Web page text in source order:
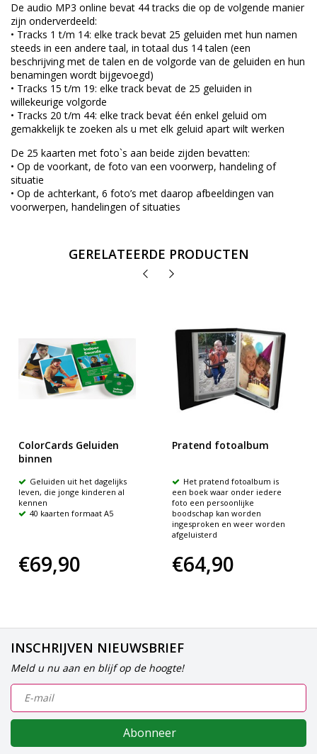
De audio MP3 online bevat 44 tracks die op de volgende manier
zijn onderverdeeld:
• Tracks 1 t/m 14: elke track bevat 25 geluiden met hun namen
steeds in een andere taal, in totaal dus 14 talen (een
beschrijving met de talen en de volgorde van de geluiden en hun
benamingen wordt bijgevoegd)
• Tracks 15 t/m 19: elke track bevat de 25 geluiden in
willekeurige volgorde
• Tracks 20 t/m 44: elke track bevat één enkel geluid om
gemakkelijk te zoeken als u met elk geluid apart wilt werken
De 25 kaarten met foto`s aan beide zijden bevatten:
• Op de voorkant, de foto van een voorwerp, handeling of
situatie
• Op de achterkant, 6 foto’s met daarop afbeeldingen van
voorwerpen, handelingen of situaties
GERELATEERDE PRODUCTEN
ColorCards Geluiden
binnen
Geluiden uit het dagelijks
leven, die jonge kinderen al
kennen
40 kaarten formaat A5
€69,90
Pratend fotoalbum
Het pratend fotoalbum is
een boek waar onder iedere
foto een persoonlijke
boodschap kan worden
ingesproken en weer worden
afgeluisterd
€64,90
INSCHRIJVEN NIEUWSBRIEF
Meld u nu aan en blijf op de hoogte!
Abonneer